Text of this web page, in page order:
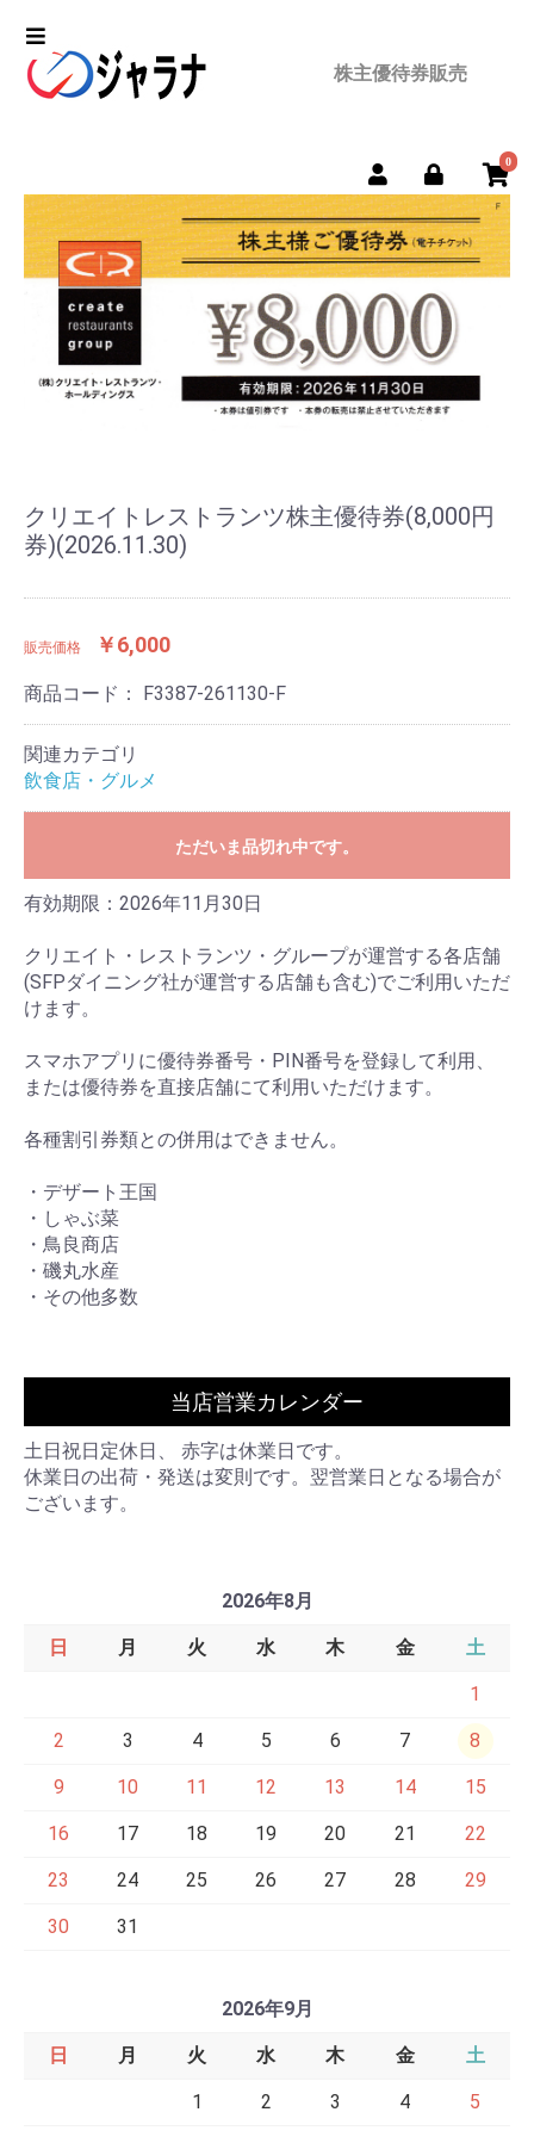
株主優待券販売
0
クリエイトレストランツ株主優待券(8,000円
券)(2026.11.30)
販売価格 ￥6,000
商品コード： F3387-261130-F
関連カテゴリ
飲食店・グルメ
ただいま品切れ中です。
有効期限：2026年11月30日
クリエイト・レストランツ・グループが運営する各店舗
(SFPダイニング社が運営する店舗も含む)でご利用いただ
けます。
スマホアプリに優待券番号・PIN番号を登録して利用、
または優待券を直接店舗にて利用いただけます。
各種割引券類との併用はできません。
・デザート王国
・しゃぶ菜
・鳥良商店
・磯丸水産
・その他多数
当店営業カレンダー
土日祝日定休日、 赤字は休業日です。
休業日の出荷・発送は変則です。翌営業日となる場合が
ございます。
2026年8月
日 月 火 水 木 金 土
1
2 3 4 5 6 7 8
9 10 11 12 13 14 15
16 17 18 19 20 21 22
23 24 25 26 27 28 29
30 31
2026年9月
日 月 火 水 木 金 土
1 2 3 4 5